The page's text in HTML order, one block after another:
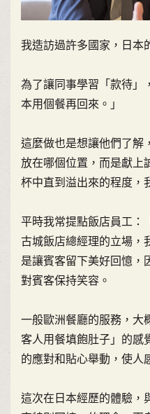
我造訪過許多國家，日本
為了讓同事學習「款待」
本用個餐再回來。」
這麼做也是想讓他們了解
放在哪個位置，而是獻上
杯中直到溢出來的程度，
平時我常提點飯店員工：
古城飯店總經理的立場，
是讓賓客留下美好回憶，
對賓客保持笑容。
一般歐洲餐廳的服務，大
客人用餐填飽肚子」的感
的應對和貼心舉動，使人
這次在日本經歷的體驗，